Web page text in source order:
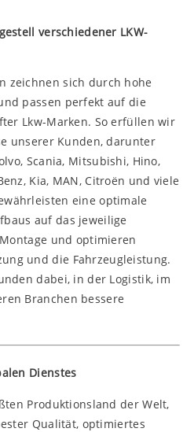
verschiedener LKW-
zeichnen sich durch hohe
passen perfekt auf die
Lkw-Marken. So erfüllen wir
unserer Kunden, darunter
Scania, Mitsubishi, Hino,
Kia, MAN, Citroën und viele
eine optimale
auf das jeweilige
und optimieren
und die Fahrzeugleistung.
dabei, in der Logistik, im
Branchen bessere
Dienstes
Produktionsland der Welt,
Qualität, optimiertes